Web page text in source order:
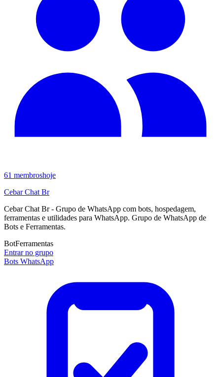
61 membroshoje
Cebar Chat Br
Cebar Chat Br - Grupo de WhatsApp com bots, hospedagem,
ferramentas e utilidades para WhatsApp. Grupo de WhatsApp de
Bots e Ferramentas.
BotFerramentas
Entrar no grupo
Bots WhatsApp